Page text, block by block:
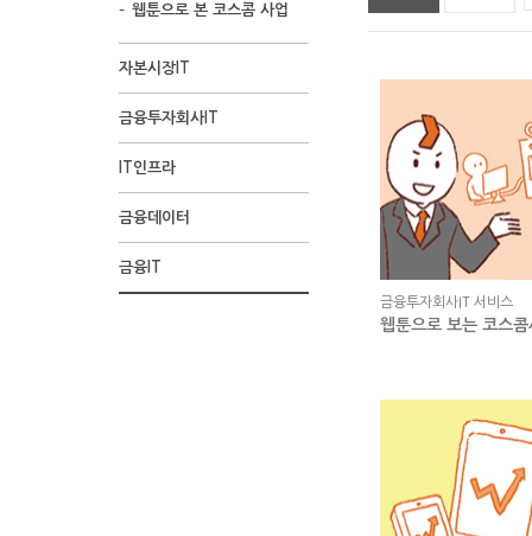
웹툰으로 본 코스콤 사업
자본시장IT
금융투자회사IT
IT인프라
금융데이터
금융IT
금융투자회사IT 서비스
웹툰으로 보는 코스